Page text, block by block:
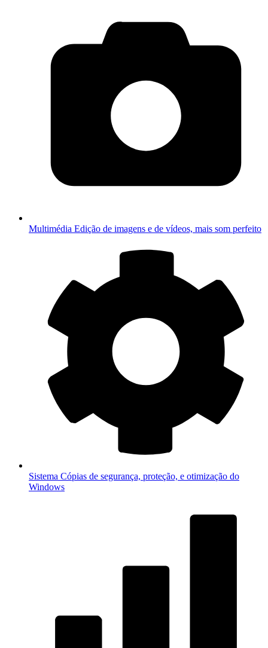
Multimédia Edição de imagens e de vídeos, mais som perfeito
Sistema Cópias de segurança, proteção, e otimização do
Windows